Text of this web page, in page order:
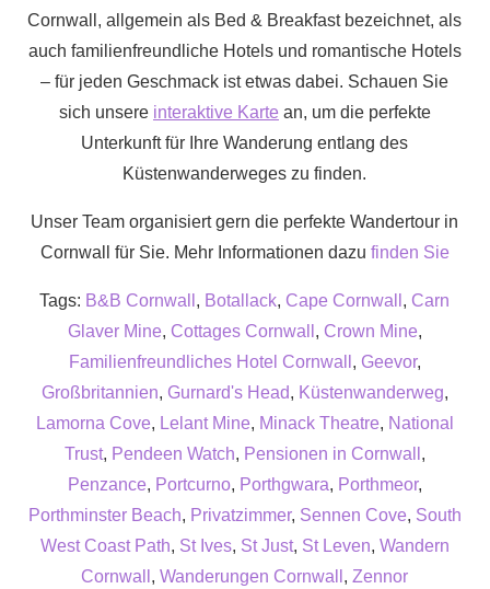
Cornwall, allgemein als Bed & Breakfast bezeichnet, als
auch familienfreundliche Hotels und romantische Hotels
– für jeden Geschmack ist etwas dabei. Schauen Sie
sich unsere interaktive Kartean, um die perfekte
Unterkunft für Ihre Wanderung entlang des
Küstenwanderweges zu finden.
Unser Team organisiert gern die perfekte Wandertour in
Cornwall für Sie. Mehr Informationen dazu finden Sie
Tags: B&B Cornwall , Botallack, Cape Cornwall , Carn
Glaver Mine, Cottages Cornwall , Crown Mine,
Familienfreundliches Hotel Cornwall , Geevor,
Großbritannien, Gurnard's Head, Küstenwanderweg,
Lamorna Cove, Lelant Mine, Minack Theatre, National
Trust, Pendeen Watch, Pensionen in Cornwall ,
Penzance, Portcurno, Porthgwara, Porthmeor,
Porthminster Beach, Privatzimmer, Sennen Cove, South
West Coast Path, St Ives, St Just, St Leven, Wandern
Cornwall ,Wanderungen Cornwall ,Zennor